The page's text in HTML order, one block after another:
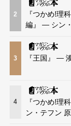
2
『つかめ!理
編』 — シン
3 『王国』 —
4
『つかめ!理
ン・テフン